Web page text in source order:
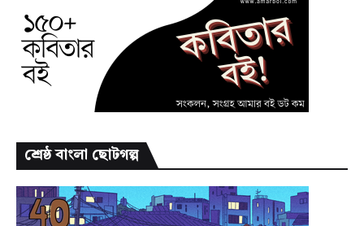
শ্রেষ্ঠ বাংলা ছোটগল্প